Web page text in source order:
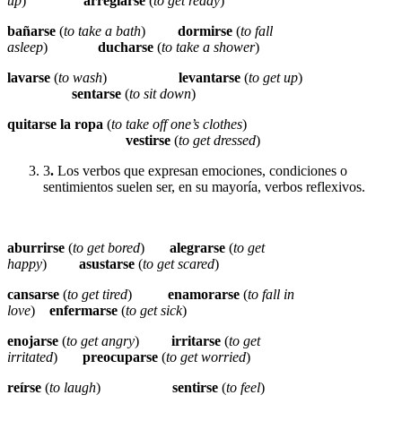
bañarse (to take a bath) dormirse (to fall
asleep) ducharse (to take a shower)
lavarse (to wash) levantarse (to get up)
sentarse (to sit down)
quitarse la ropa (to take off one’s clothes)
vestirse (to get dressed)
3. Los verbos que expresan emociones, condiciones o
sentimientos suelen ser, en su mayoría, verbos reflexivos.
aburrirse (to get bored) alegrarse (to get
happy) asustarse (to get scared)
cansarse (to get tired) enamorarse (to fall in
love) enfermarse (to get sick)
enojarse (to get angry) irritarse (to get
irritated) preocuparse (to get worried)
reírse (to laugh) sentirse (to feel)